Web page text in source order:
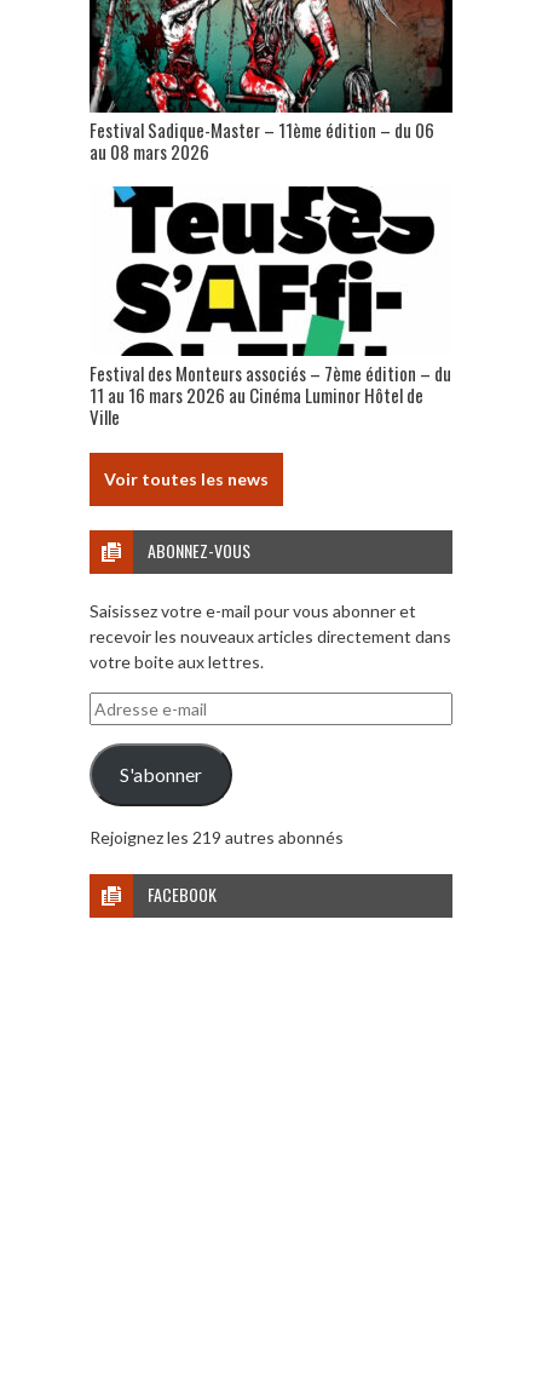
Festival Sadique-Master – 11ème édition – du 06
au 08 mars 2026
Festival des Monteurs associés – 7ème édition – du
11 au 16 mars 2026 au Cinéma Luminor Hôtel de
Ville
Voir toutes les news
ABONNEZ-VOUS
Saisissez votre e-mail pour vous abonner et
recevoir les nouveaux articles directement dans
votre boite aux lettres.
Adresse
e-
mail
S'abonner
Rejoignez les 219 autres abonnés
FACEBOOK